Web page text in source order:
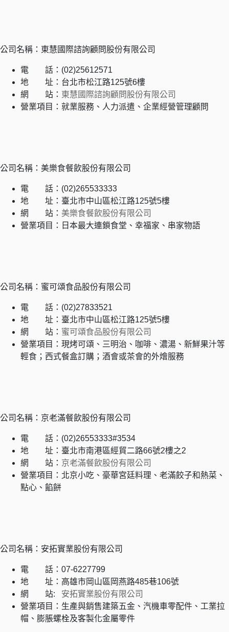
公司名稱：東慧國際諮詢顧問股份有限公司
電 話：(02)25612571
地 址：台北市松江路125號6樓
網 站： 東慧國際諮詢顧問股份有限公司
營業項目：就業服務、人力派遣、企業經營管理顧問
公司名稱：美樂食餐飲股份有限公司
電 話：(02)265533333
地 址：臺北市中山區松江路125號5樓
網 站： 美樂食餐飲股份有限公司
營業項目：日本最大連鎖食堂、幸福家、串家物語
公司名稱：蜜可頌食品股份有限公司
電 話：(02)27833521
地 址：臺北市中山區松江路125號5樓
網 站： 蜜可頌食品股份有限公司
營業項目：現烤可頌、三明治、咖啡、濃湯、新鮮果汁等
輕食；西式餐盒訂購；酒會或茶會的外燴服務
公司名稱：京老滿餐飲股份有限公司
電 話：(02)26553333#3534
地 址：臺北市南港區經貿二路66號2樓之2
網 站： 京老滿餐飲股份有限公司
營業項目：北京小吃、豪華宮廷料理、老滿餃子和熱菜、
點心、餡餅
公司名稱：安拓實業股份有限公司
電 話：07-6227799
地 址：高雄市岡山區岡燕路485巷106號
網 站: 安拓實業股份有限公司
營業項目：生產與銷售建築五金、汽機車零配件、工業拉
帽、膨脹螺栓及客製化金屬零件